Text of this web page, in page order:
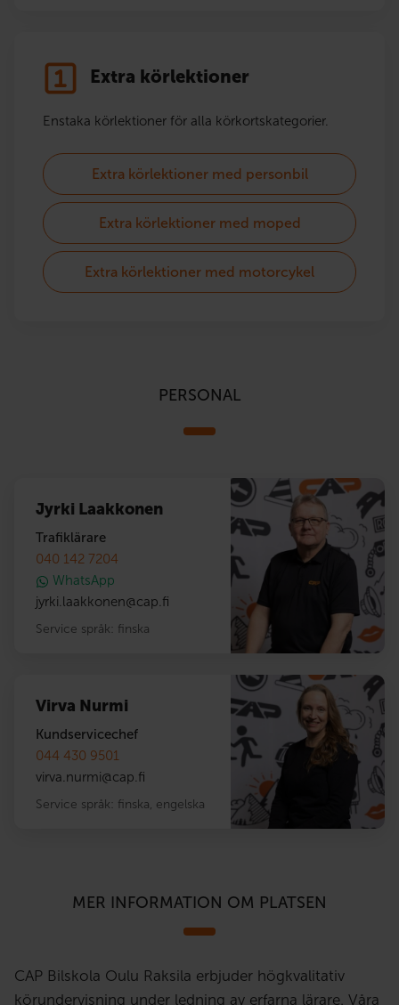
Extra körlektioner
Enstaka körlektioner för alla körkortskategorier.
Extra körlektioner med personbil
Extra körlektioner med moped
Extra körlektioner med motorcykel
PERSONAL
Jyrki Laakkonen
Trafiklärare
040 142 7204
WhatsApp
jyrki.laakkonen@cap.fi
Service språk: finska
Virva Nurmi
Kundservicechef
044 430 9501
virva.nurmi@cap.fi
Service språk: finska, engelska
MER INFORMATION OM PLATSEN
CAP Bilskola Oulu Raksila erbjuder högkvalitativ
körundervisning under ledning av erfarna lärare. Våra